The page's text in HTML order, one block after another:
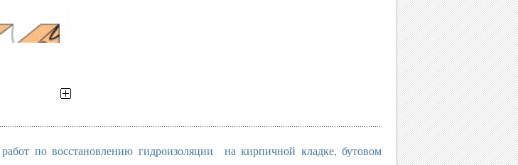
по восстановлению гидроизоляции на кирпичной кладке, бутовом